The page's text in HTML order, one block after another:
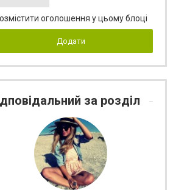
оголошення у цьому блоці
Додати
за розділ